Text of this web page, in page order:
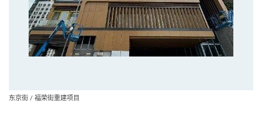
东京街 / 福荣街重建项目